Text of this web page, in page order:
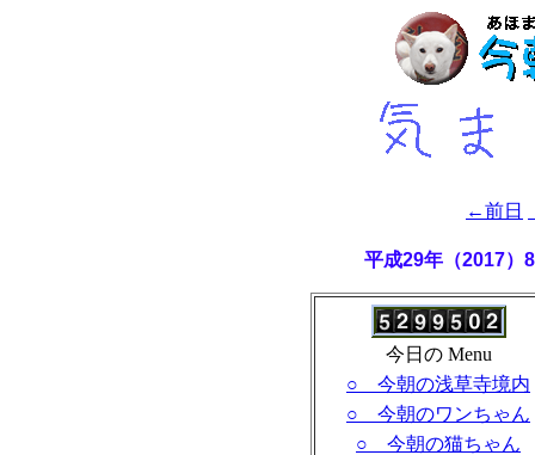
←前日
平成29年（2017
今日の Menu
○ 今朝の浅草寺境内
○ 今朝のワンちゃん
○ 今朝の猫ちゃん